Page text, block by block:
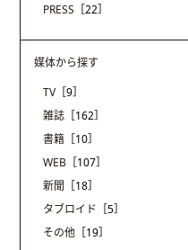
PRESS ［22］
媒体から探す
TV ［9］
雑誌 ［162］
書籍 ［10］
WEB ［107］
新聞 ［18］
タブロイド ［5］
その他 ［19］